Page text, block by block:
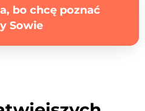
bo chcę poznać
Sowie